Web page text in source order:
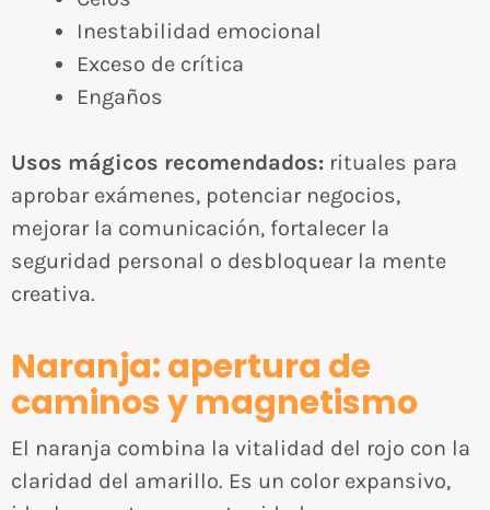
Inestabilidad emocional
Exceso de crítica
Engaños
Usos mágicos recomendados: rituales para
aprobar exámenes, potenciar negocios,
mejorar la comunicación, fortalecer la
seguridad personal o desbloquear la mente
creativa.
Naranja: apertura de
caminos y magnetismo
El naranja combina la vitalidad del rojo con la
claridad del amarillo. Es un color expansivo,